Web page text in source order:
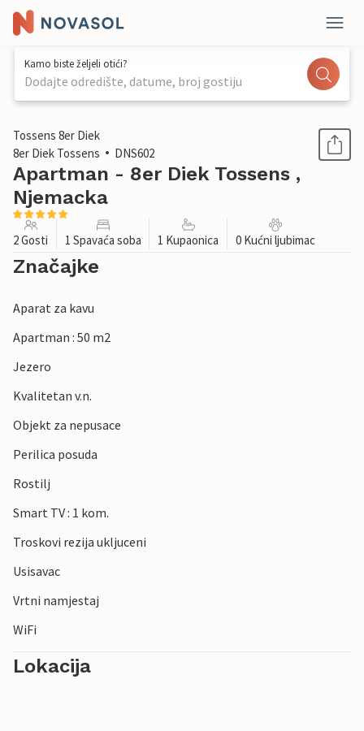
Kamo biste željeli otići?
Dodajte odredište, datume, broj gostiju
1 / 33
Tossens 8er Diek
8er Diek Tossens
DNS602
Apartman - 8er Diek Tossens ,
Njemacka
2 Gosti 1 Spavaća soba 1 Kupaonica 0 Kućni ljubimac
Značajke
Aparat za kavu
Apartman : 50 m2
Jezero
Kvalitetan v.n.
Objekt za nepusace
Perilica posuda
Rostilj
Smart TV : 1 kom.
Troskovi rezija ukljuceni
Usisavac
Vrtni namjestaj
WiFi
Lokacija